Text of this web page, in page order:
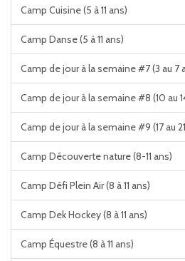
Camp Cuisine (5 à 11 ans)
Camp Danse (5 à 11 ans)
Camp de jour à la semaine #7 (3 au 7
Camp de jour à la semaine #8 (10 au
Camp de jour à la semaine #9 (17 au
Camp Découverte nature (8-11 ans)
Camp Défi Plein Air (8 à 11 ans)
Camp Dek Hockey (8 à 11 ans)
Camp Équestre (8 à 11 ans)